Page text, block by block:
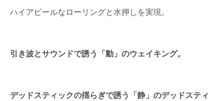
ハイアピールなローリングと水押しを実現。
引き波とサウンドで誘う「動」のウェイキング。
デッドスティックの揺らぎで誘う「静」のデッドスティ